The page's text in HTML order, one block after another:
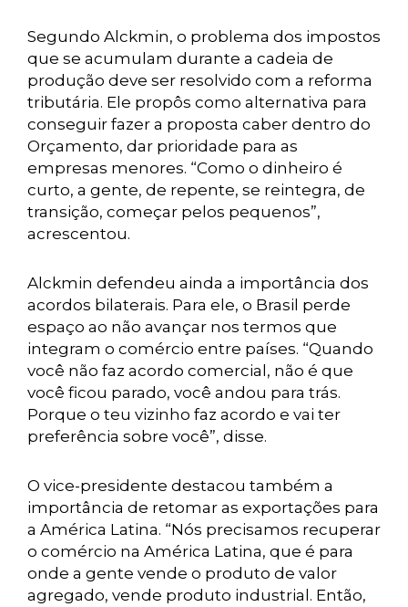
Segundo Alckmin, o problema dos impostos
que se acumulam durante a cadeia de
produção deve ser resolvido com a reforma
tributária. Ele propôs como alternativa para
conseguir fazer a proposta caber dentro do
Orçamento, dar prioridade para as
empresas menores. “Como o dinheiro é
curto, a gente, de repente, se reintegra, de
transição, começar pelos pequenos”,
acrescentou.
Alckmin defendeu ainda a importância dos
acordos bilaterais. Para ele, o Brasil perde
espaço ao não avançar nos termos que
integram o comércio entre países. “Quando
você não faz acordo comercial, não é que
você ficou parado, você andou para trás.
Porque o teu vizinho faz acordo e vai ter
preferência sobre você”, disse.
O vice-presidente destacou também a
importância de retomar as exportações para
a América Latina. “Nós precisamos recuperar
o comércio na América Latina, que é para
onde a gente vende o produto de valor
agregado, vende produto industrial. Então,